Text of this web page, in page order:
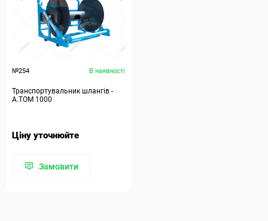
№254 В наявності
Транспортувальник шлангів -
А.ТОМ 1000
Ціну уточнюйте
Замовити